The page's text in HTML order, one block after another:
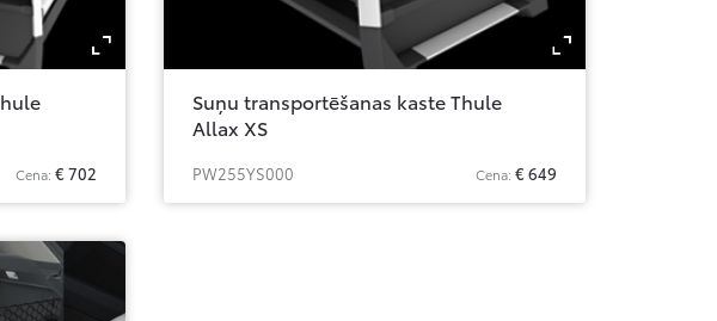
Cena: € 702
Suņu transportēšanas kaste Thule
Allax XS
PW255YS000 Cena: € 649